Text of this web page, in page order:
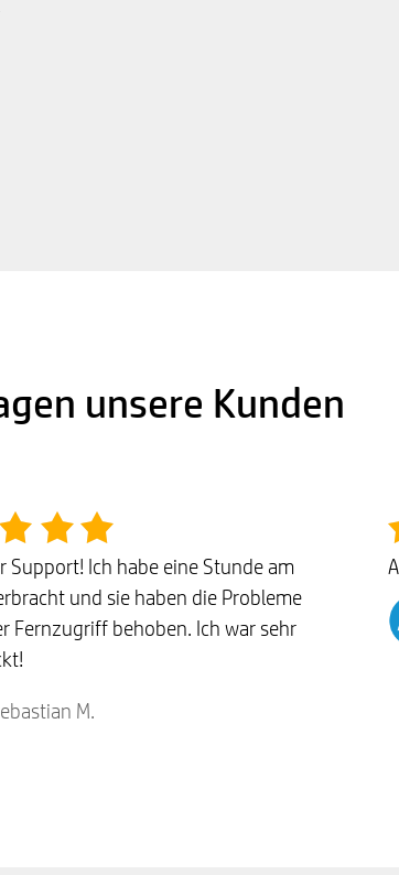
unsere Kunden
Support! Ich habe eine Stunde am
und sie haben die Probleme
Fernzugriff behoben. Ich war sehr
M.